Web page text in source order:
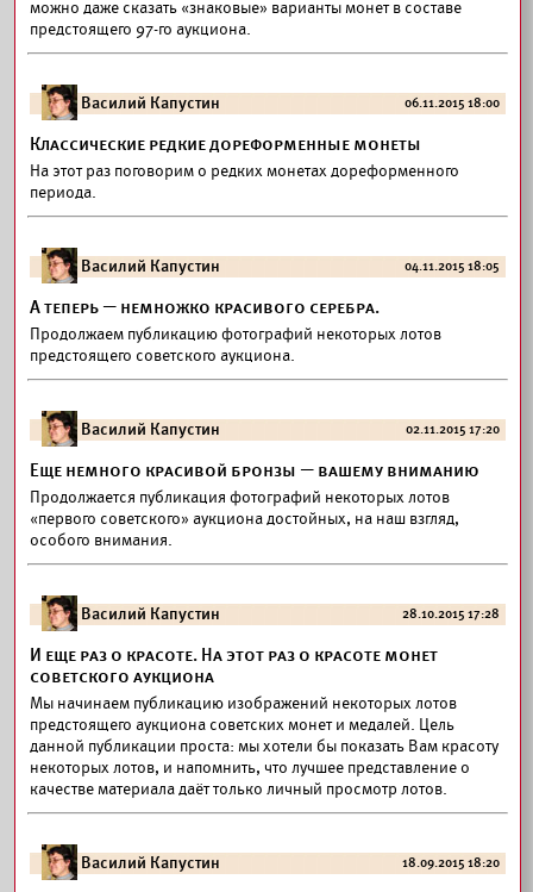
можно даже сказать «знаковые» варианты монет в составе
предстоящего 97-го аукциона.
Василий Капустин 06.11.2015 18:00
Классические редкие дореформенные монеты
На этот раз поговорим о редких монетах дореформенного
периода.
Василий Капустин 04.11.2015 18:05
А теперь — немножко красивого серебра.
Продолжаем публикацию фотографий некоторых лотов
предстоящего советского аукциона.
Василий Капустин 02.11.2015 17:20
Еще немного красивой бронзы — вашему вниманию
Продолжается публикация фотографий некоторых лотов
«первого советского» аукциона достойных, на наш взгляд,
особого внимания.
Василий Капустин 28.10.2015 17:28
И еще раз о красоте. На этот раз о красоте монет
советского аукциона
Мы начинаем публикацию изображений некоторых лотов
предстоящего аукциона советских монет и медалей. Цель
данной публикации проста: мы хотели бы показать Вам красоту
некоторых лотов, и напомнить, что лучшее представление о
качестве материала даёт только личный просмотр лотов.
Василий Капустин 18.09.2015 18:20